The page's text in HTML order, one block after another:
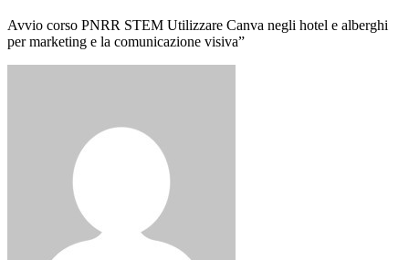
Avvio corso PNRR STEM Utilizzare Canva negli hotel e alberghi
per marketing e la comunicazione visiva”